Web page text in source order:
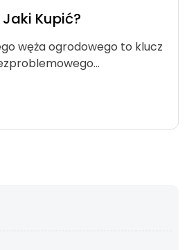
Kupić?
węża ogrodowego to klucz